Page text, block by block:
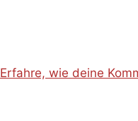
Erfahre, wie deine